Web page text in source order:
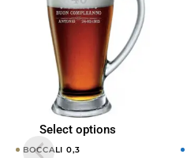
Select options
BOCCALI 0,3